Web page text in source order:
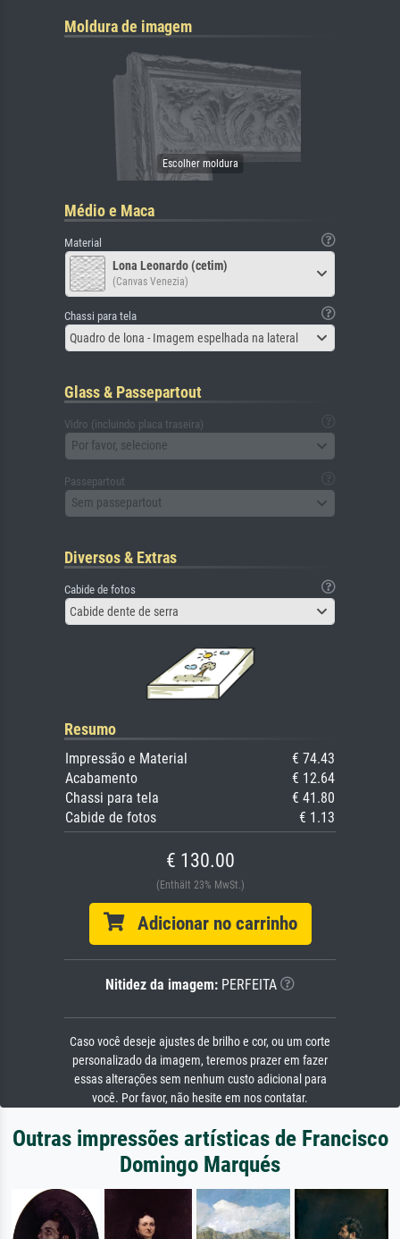
Moldura de imagem
Médio e Maca
Material
Lona Leonardo (cetim)
(Canvas Venezia)
Chassi para tela
Quadro de lona - Imagem espelhada na lateral
Glass & Passepartout
Vidro (incluindo placa traseira)
Por favor, selecione
Passepartout
Sem passepartout
Diversos & Extras
Cabide de fotos
Cabide dente de serra
Resumo
Impressão e Material
€ 74.43
Acabamento
€ 12.64
Chassi para tela
€ 41.80
Cabide de fotos
€ 1.13
€ 130.00
(Enthält 23% MwSt.)
Adicionar no carrinho
Nitidez da imagem: PERFEITA
Caso você deseje ajustes de brilho e cor, ou um corte
personalizado da imagem, teremos prazer em fazer
essas alterações sem nenhum custo adicional para
você. Por favor, não hesite em nos contatar.
Outras impressões artísticas de Francisco
Domingo Marqués